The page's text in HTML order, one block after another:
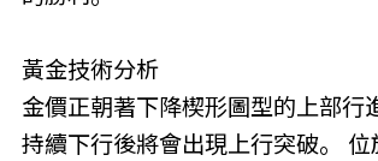
黃金技術分析
金價正朝著下降楔形圖型的上部行
持續下行後將會出現上行突破。